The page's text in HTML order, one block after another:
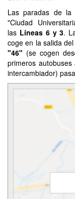
Las paradas de la
"Ciudad
las Líneas 6 y 3.
coge en la salida
"46" (se cogen
primeros
intercambiador)